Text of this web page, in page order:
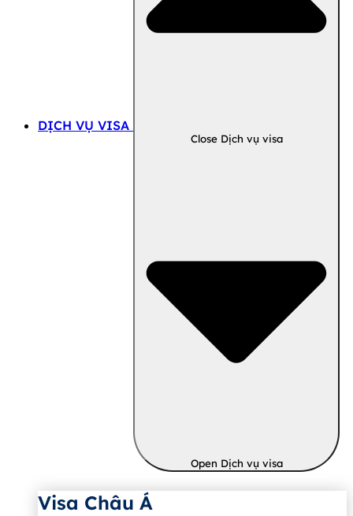
DỊCH VỤ VISA
Close Dịch vụ visa
Open Dịch vụ visa
Visa Châu Á